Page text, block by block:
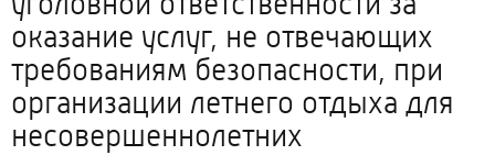
оказание услуг, не отвечающих
требованиям безопасности, при
организации летнего отдыха для
несовершеннолетних